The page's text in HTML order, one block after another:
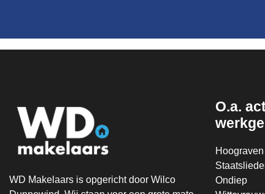
WD Makelaars is opgericht door Wilco
O.a.
Hoograven
Ondiep